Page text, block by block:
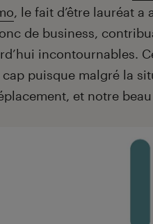
, le fait d’être lauréat
de business,
incontournables.
puisque malgré la
et notre